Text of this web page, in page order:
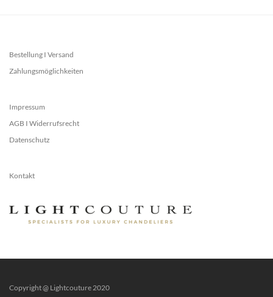
Bestellung I Versand
Zahlungsmöglichkeiten
Impressum
AGB I Widerrufsrecht
Datenschutz
Kontakt
Copyright @ Lightcouture 2020